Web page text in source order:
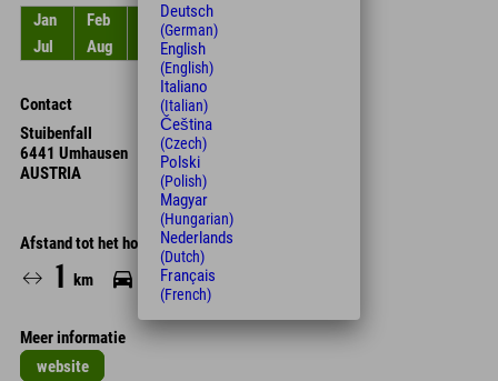
Jan
Feb Mar Apr
Jul
Aug Sep Okt
Contact
Stuibenfall
6441 Umhausen
AUSTRIA
Afstand tot het hotel
1 km 3 Min.
Meer informatie
website
Deutsch
(German)
English
(English)
Italiano
(Italian)
Čeština
(Czech)
Polski
(Polish)
Magyar
(Hungarian)
Nederlands
(Dutch)
Français
(French)